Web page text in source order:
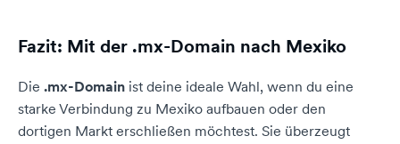
Fazit: Mit der .mx-Domain nach Mexiko
Die .mx-Domain ist deine ideale Wahl, wenn du eine
starke Verbindung zu Mexiko aufbauen oder den
dortigen Markt erschließen möchtest. Sie überzeugt